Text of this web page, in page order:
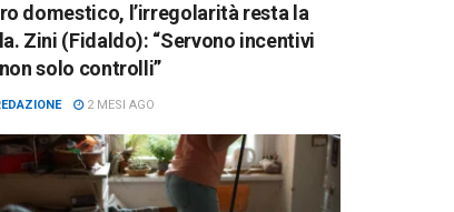
domestico, l’irregolarità resta la
Zini (Fidaldo): “Servono incentivi
solo controlli”
2 MESI AGO